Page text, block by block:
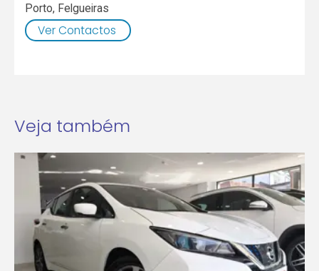
Porto, Felgueiras
Ver Contactos
Veja também